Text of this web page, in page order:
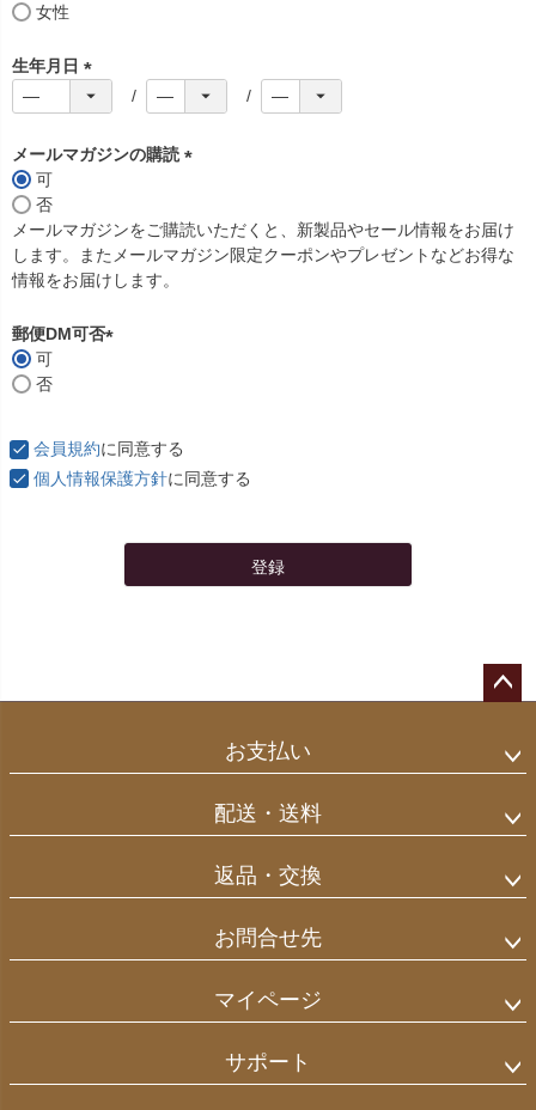
女性
生年月日
(
須
メールマガジンの購読
須
)
可
否
メールマガジンをご購読いただくと、新製品やセール情報をお届け
します。またメールマガジン限定クーポンやプレゼントなどお得な
情報をお届けします。
郵便DM可否
)
可
否
会員規約に同意する
個人情報保護方針に同意する
登録
ップ
お支払い
配送・送料
返品・交換
お問合せ先
マイページ
サポート